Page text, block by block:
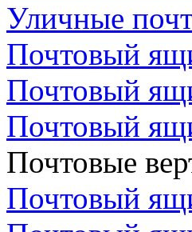
Уличные
Почтовый
Почтовый
Почтовый
Почтовые
Почтовый